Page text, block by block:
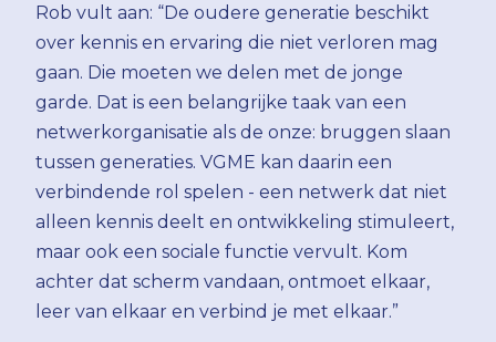
Rob vult aan: “De oudere generatie beschikt
over kennis en ervaring die niet verloren mag
gaan. Die moeten we delen met de jonge
garde. Dat is een belangrijke taak van een
netwerkorganisatie als de onze: bruggen slaan
tussen generaties. VGME kan daarin een
verbindende rol spelen - een netwerk dat niet
alleen kennis deelt en ontwikkeling stimuleert,
maar ook een sociale functie vervult. Kom
achter dat scherm vandaan, ontmoet elkaar,
leer van elkaar en verbind je met elkaar.”